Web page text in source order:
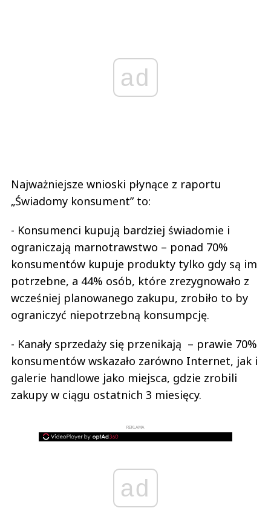
ad
Najważniejsze wnioski płynące z raportu
„Świadomy konsument” to:
- Konsumenci kupują bardziej świadomie i
ograniczają marnotrawstwo – ponad 70%
konsumentów kupuje produkty tylko gdy są im
potrzebne, a 44% osób, które zrezygnowało z
wcześniej planowanego zakupu, zrobiło to by
ograniczyć niepotrzebną konsumpcję.
- Kanały sprzedaży się przenikają – prawie 70%
konsumentów wskazało zarówno Internet, jak i
galerie handlowe jako miejsca, gdzie zrobili
zakupy w ciągu ostatnich 3 miesięcy.
REKLAMA
ad